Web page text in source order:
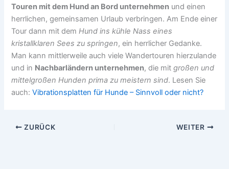
Touren mit dem Hund an Bord unternehmen und einen
herrlichen, gemeinsamen Urlaub verbringen. Am Ende einer
Tour dann mit demHund ins kühle Nass eines
kristallklaren Sees zu springen, ein herrlicher Gedanke.
Man kann mittlerweile auch viele Wandertouren hierzulande
und in Nachbarländern unternehmen, die mitgroßen und
mittelgroßen Hunden prima zu meistern sind. Lesen Sie
auch:Vibrationsplatten für Hunde – Sinnvoll oder nicht?
ZURÜCK WEITER